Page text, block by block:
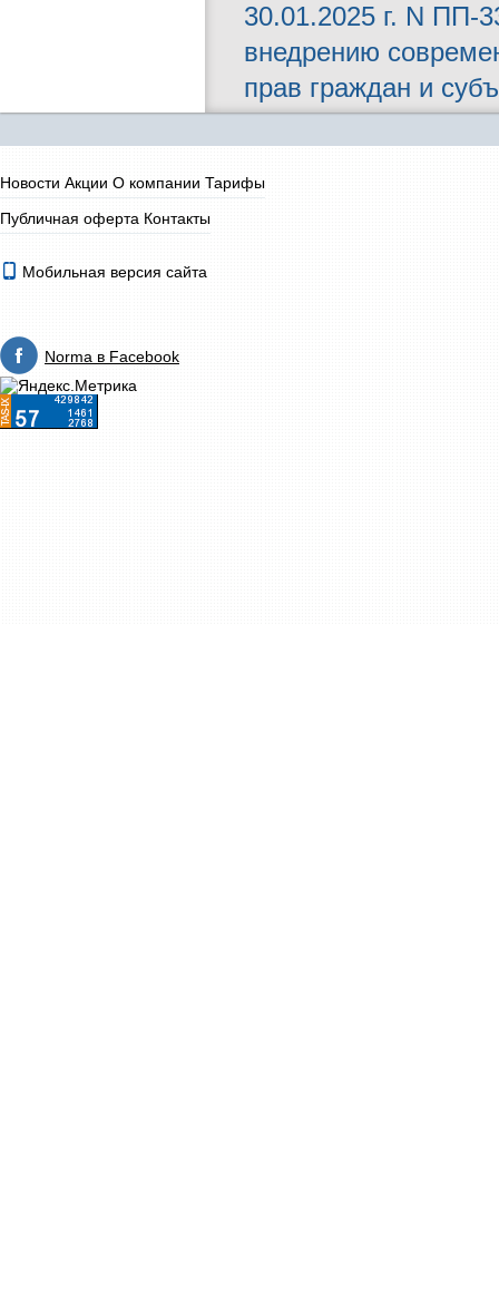
30.01.2025 г. N ПП-
внедрению
прав граждан и
Новости Акции О компании Тарифы
Публичная оферта Контакты
Мобильная версия сайта
Norma в Facebook